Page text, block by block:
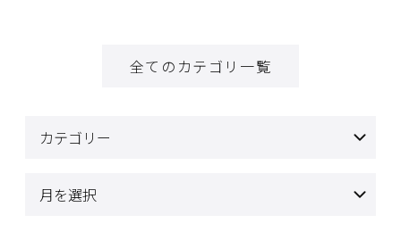
全てのカテゴリ一覧